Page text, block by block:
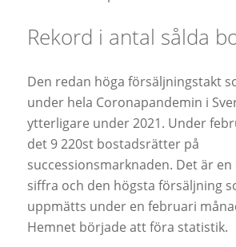
Rekord i antal sålda
Den redan höga försäljningstakt
under hela Coronapandemin i
ytterligare under 2021. Under
det 9 220st bostadsrätter på
successionsmarknaden. Det är
siffra och den högsta försäljning
uppmätts under en februari
Hemnet började att föra statistik.